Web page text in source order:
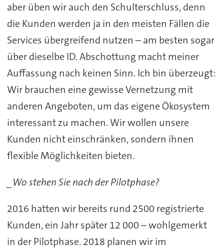
aber üben wir auch den Schulterschluss, denn
die Kunden werden ja in den meisten Fällen die
Services übergreifend nutzen – am besten sogar
über dieselbe ID. Abschottung macht meiner
Auffassung nach keinen Sinn. Ich bin überzeugt:
Wir brauchen eine gewisse Vernetzung mit
anderen Angeboten, um das eigene Ökosystem
interessant zu machen. Wir wollen unsere
Kunden nicht einschränken, sondern ihnen
flexible Möglichkeiten bieten.
_Wo stehen Sie nach der Pilotphase?
2016 hatten wir bereits rund 2500 registrierte
Kunden, ein Jahr später 12 000 – wohlgemerkt
in der Pilotphase. 2018 planen wir im